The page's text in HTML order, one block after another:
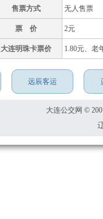
售票方式 无人售票
票 价 2元
大连明珠卡票价 1.80元、老
远辰客运
大连公交网 ©